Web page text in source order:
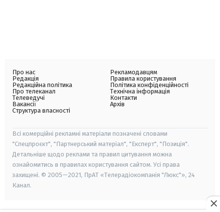
Про нас
Редакція
Редакційна політика
Про телеканал
Телеведучі
Вакансії
Структура власності
Рекламодавцям
Правила користування
Політика конфіденційності
Технічна інформація
Контакти
Архів
Всі комерційні рекламні матеріали позначені словами
"Спецпроєкт", "Партнерський матеріал", "Експерт", "Позиція".
Детальніше щодо реклами та правил цитування можна
ознайомитись в правилах користування сайтом. Усі права
захищені. © 2005—2021, ПрАТ «Телерадіокомпанія "Люкс"», 24
Канал.